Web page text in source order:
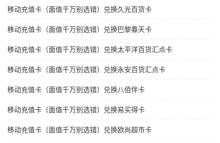
移动充值卡（面值千万别选错）兑换久光百货卡
移动充值卡（面值千万别选错）兑换巴黎春天卡
移动充值卡（面值千万别选错）兑换太平洋百货汇点卡
移动充值卡（面值千万别选错）兑换永安百货汇点卡
移动充值卡（面值千万别选错）兑换八佰伴卡
移动充值卡（面值千万别选错）兑换易买得卡
移动充值卡（面值千万别选错）兑换欧尚超市卡